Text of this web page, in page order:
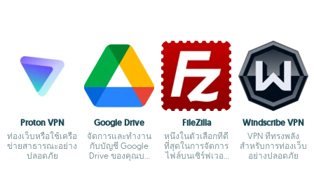
Proton VPN
ท่องเว็บหรือใช้เครือ
ข่ายสาธารณะอย่าง
ปลอดภัย
Google Drive
จัดการและทำงาน
กับบัญชี Google
Drive ของคุณบน
FileZilla
หนึ่งในตัวเลือกที่ดี
ที่สุดในการจัดการ
ไฟล์บนเซิร์ฟเวอร์
Windscribe VPN
VPN ที่ทรงพลัง
สำหรับการท่องเว็บ
อย่างปลอดภัย